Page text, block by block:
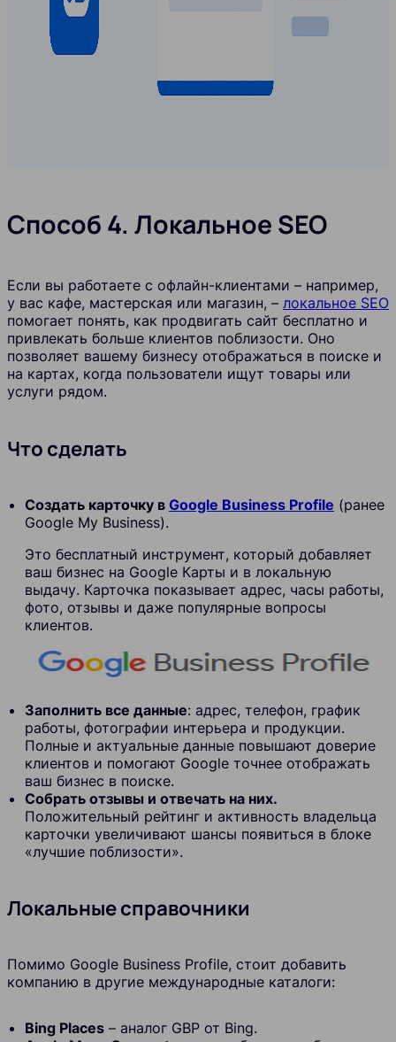
Способ 4. Локальное SEO
Если вы работаете с офлайн-клиентами – например,
у вас кафе, мастерская или магазин, – локальное SEO
помогает понять, как продвигать сайт бесплатно и
привлекать больше клиентов поблизости. Оно
позволяет вашему бизнесу отображаться в поиске и
на картах, когда пользователи ищут товары или
услуги рядом.
Что сделать
Создать карточку в Google Business Profile (ранее
Google My Business).
Это бесплатный инструмент, который добавляет
ваш бизнес на Google Карты и в локальную
выдачу. Карточка показывает адрес, часы работы,
фото, отзывы и даже популярные вопросы
клиентов.
Заполнить все данные: адрес, телефон, график
работы, фотографии интерьера и продукции.
Полные и актуальные данные повышают доверие
клиентов и помогают Google точнее отображать
ваш бизнес в поиске.
Собрать отзывы и отвечать на них.
Положительный рейтинг и активность владельца
карточки увеличивают шансы появиться в блоке
«лучшие поблизости».
Локальные справочники
Помимо Google Business Profile, стоит добавить
компанию в другие международные каталоги:
Bing Places – аналог GBP от Bing.